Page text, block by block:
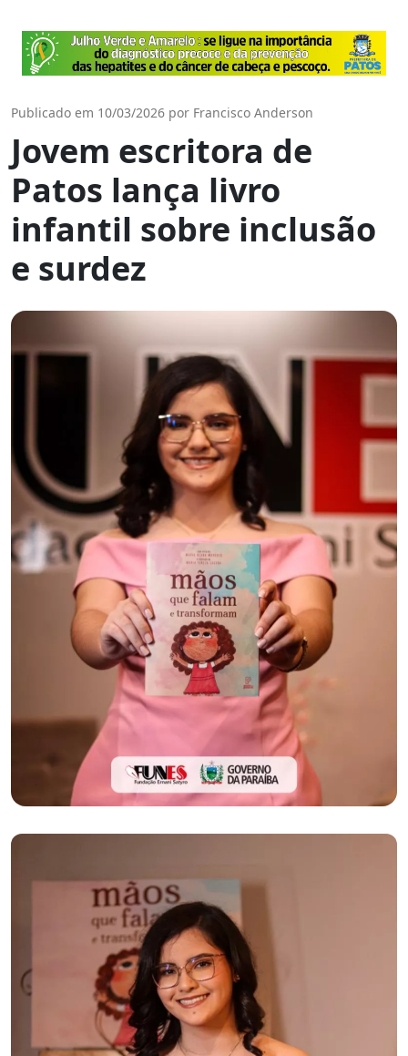
Publicado em 10/03/2026 por Francisco Anderson
Jovem escritora de
Patos lança livro
infantil sobre inclusão
e surdez